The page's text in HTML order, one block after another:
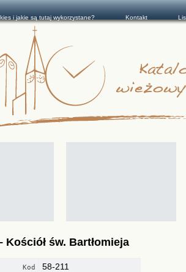
Kościół św. Bartłomieja
Kod 58-211
i jakie są tutaj wykorzystane? Kontakt